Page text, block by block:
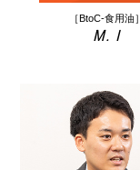
［BtoC-食用油］
M. I